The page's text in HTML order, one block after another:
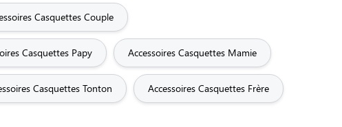
Casquettes Couple
Casquettes Papy Accessoires Casquettes Mamie
Casquettes Tonton Accessoires Casquettes Frère